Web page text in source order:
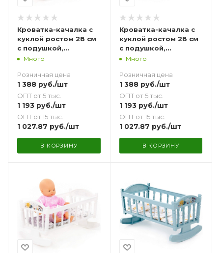
Кроватка-качалка с
куклой ростом 28 см
с подушкой,
одеялкой и
коричневая
Много
Розничная цена
1 388 руб./шт
ОПТ от 5 тыс.
1 193 руб./шт
ОПТ от 15 тыс.
1 027.87 руб./шт
В КОРЗИНУ
Кроватка-качалка с
куклой ростом 28 см
с подушкой,
одеялкой и
Много
Розничная цена
1 388руб./шт
ОПТ от 5 тыс.
1 193руб./шт
ОПТ от 15 тыс.
1 027.87 руб./шт
В КОРЗИНУ